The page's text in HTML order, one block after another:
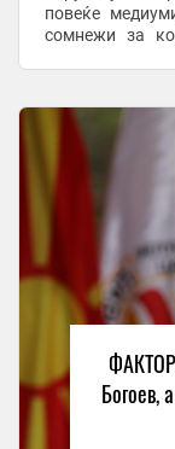
повеќе
сомнежи за
Богоев,